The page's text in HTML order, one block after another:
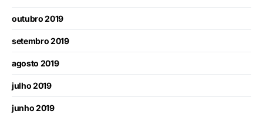
outubro 2019
setembro 2019
agosto 2019
julho 2019
junho 2019